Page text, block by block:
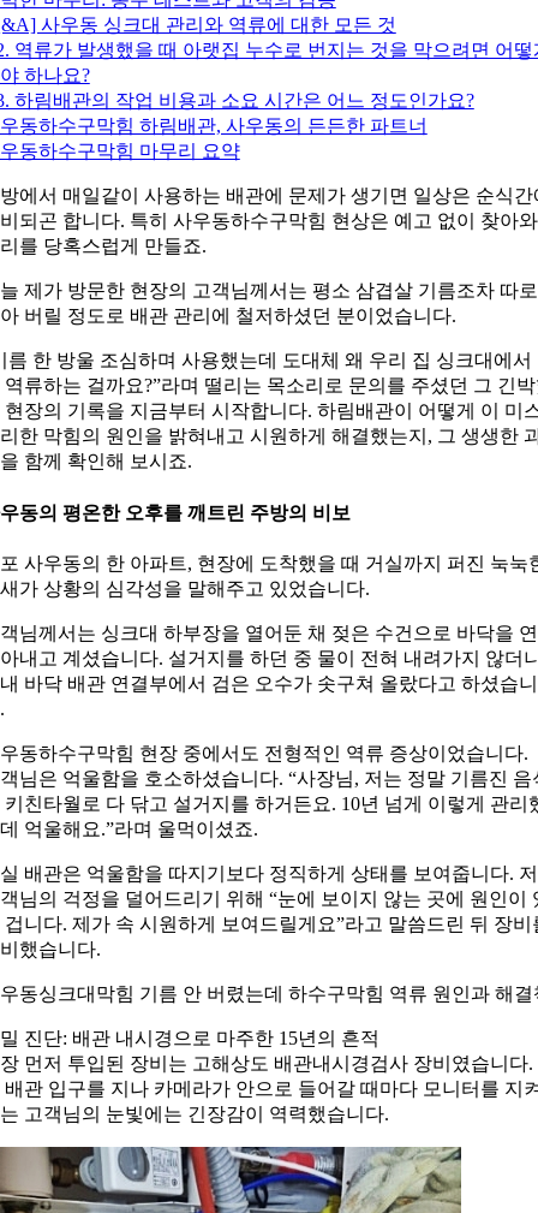
사우동 싱크대 관리와 역류에 대한 모든 것
역류가 발생했을 때 아랫집 누수로 번지는 것을 막으려면 어떻
하나요?
하림배관의 작업 비용과 소요 시간은 어느 정도인가요?
동하수구막힘 하림배관, 사우동의 든든한 파트너
동하수구막힘 마무리 요약
에서 매일같이 사용하는 배관에 문제가 생기면 일상은 순식간
되곤 합니다. 특히 사우동하수구막힘 현상은 예고 없이 찾아와
를 당혹스럽게 만들죠.
제가 방문한 현장의 고객님께서는 평소 삼겹살 기름조차 따로
버릴 정도로 배관 관리에 철저하셨던 분이었습니다.
름 한 방울 조심하며 사용했는데 도대체 왜 우리 집 싱크대에서
역류하는 걸까요?”라며 떨리는 목소리로 문의를 주셨던 그 긴
현장의 기록을 지금부터 시작합니다. 하림배관이 어떻게 이 미
한 막힘의 원인을 밝혀내고 시원하게 해결했는지, 그 생생한
함께 확인해 보시죠.
동의 평온한 오후를 깨트린 주방의 비보
사우동의 한 아파트, 현장에 도착했을 때 거실까지 퍼진 눅눅
가 상황의 심각성을 말해주고 있었습니다.
님께서는 싱크대 하부장을 열어둔 채 젖은 수건으로 바닥을
내고 계셨습니다. 설거지를 하던 중 물이 전혀 내려가지 않더
바닥 배관 연결부에서 검은 오수가 솟구쳐 올랐다고 하셨습니
동하수구막힘 현장 중에서도 전형적인 역류 증상이었습니다.
님은 억울함을 호소하셨습니다. “사장님, 저는 정말 기름진 음
키친타월로 다 닦고 설거지를 하거든요. 10년 넘게 이렇게 관리
억울해요.”라며 울먹이셨죠.
배관은 억울함을 따지기보다 정직하게 상태를 보여줍니다.
님의 걱정을 덜어드리기 위해 “눈에 보이지 않는 곳에 원인이
겁니다. 제가 속 시원하게 보여드릴게요”라고 말씀드린 뒤 장비
했습니다.
동싱크대막힘 기름 안 버렸는데 하수구막힘 역류 원인과 해결
진단: 배관 내시경으로 마주한 15년의 흔적
먼저 투입된 장비는 고해상도 배관내시경검사 장비였습니다.
배관 입구를 지나 카메라가 안으로 들어갈 때마다 모니터를 지
고객님의 눈빛에는 긴장감이 역력했습니다.